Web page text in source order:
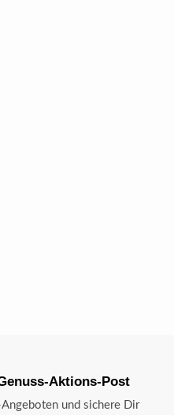
Aktions-Post
und sichere Dir